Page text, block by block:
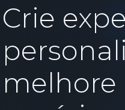
Crie
melhore